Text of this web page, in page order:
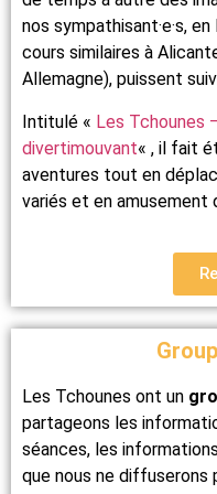
nos sympathisant·e·s,
cours similaires à
Allemagne), puissent
Intitulé « Les Tchounes
divertimouvant« , il fait
aventures tout en
variés et en amusement
Les Tchounes ont un
partageons les
séances, les
que nous ne diffuserons